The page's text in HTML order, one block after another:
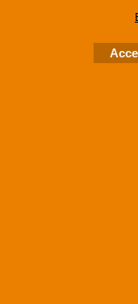
meilleures